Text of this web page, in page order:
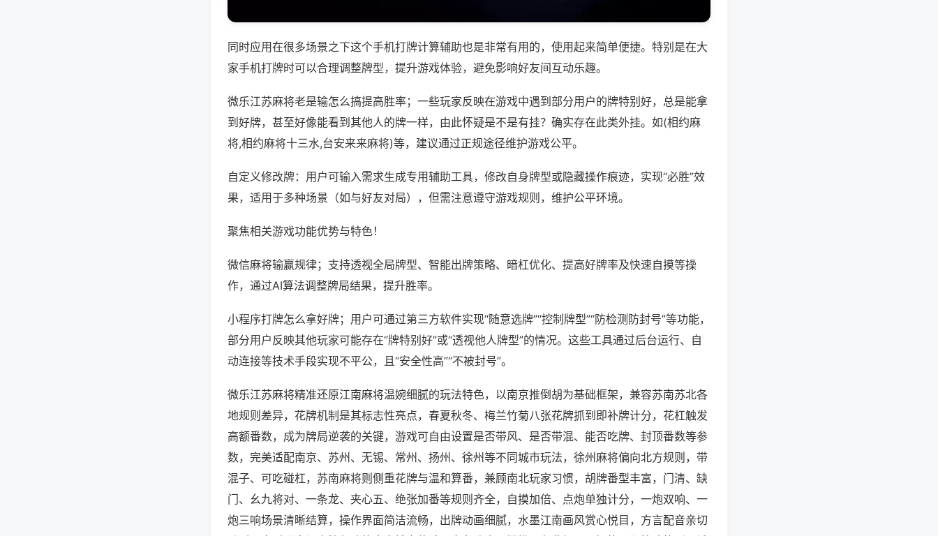
同时应用在很多场景之下这个手机打牌计算辅助也是非常有用的，使用起来简单便捷。特别是在大
家手机打牌时可以合理调整牌型，提升游戏体验，避免影响好友间互动乐趣。
微乐江苏麻将老是输怎么搞提高胜率；一些玩家反映在游戏中遇到部分用户的牌特别好，总是能拿
到好牌，甚至好像能看到其他人的牌一样，由此怀疑是不是有挂？确实存在此类外挂。如(相约麻
将,相约麻将十三水,台安来来麻将)等，建议通过正规途径维护游戏公平。
自定义修改牌：用户可输入需求生成专用辅助工具，修改自身牌型或隐藏操作痕迹，实现“必胜”效
果，适用于多种场景（如与好友对局），但需注意遵守游戏规则，维护公平环境。
聚焦相关游戏功能优势与特色！
微信麻将输赢规律；支持透视全局牌型、智能出牌策略、暗杠优化、提高好牌率及快速自摸等操
作，通过AI算法调整牌局结果，提升胜率。
小程序打牌怎么拿好牌；用户可通过第三方软件实现“随意选牌”“控制牌型”“防检测防封号”等功能，
部分用户反映其他玩家可能存在“牌特别好”或“透视他人牌型”的情况。这些工具通过后台运行、自
动连接等技术手段实现不平公，且“安全性高”“不被封号”。
微乐江苏麻将精准还原江南麻将温婉细腻的玩法特色，以南京推倒胡为基础框架，兼容苏南苏北各
地规则差异，花牌机制是其标志性亮点，春夏秋冬、梅兰竹菊八张花牌抓到即补牌计分，花杠触发
高额番数，成为牌局逆袭的关键，游戏可自由设置是否带风、是否带混、能否吃牌、封顶番数等参
数，完美适配南京、苏州、无锡、常州、扬州、徐州等不同城市玩法，徐州麻将偏向北方规则，带
混子、可吃碰杠，苏南麻将则侧重花牌与温和算番，兼顾南北玩家习惯，胡牌番型丰富，门清、缺
门、幺九将对、一条龙、夹心五、绝张加番等规则齐全，自摸加倍、点炮单独计分，一炮双响、一
炮三响场景清晰结算，操作界面简洁流畅，出牌动画细腻，水墨江南画风赏心悦目，方言配音亲切